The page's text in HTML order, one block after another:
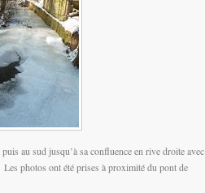
au sud jusqu’à sa confluence en rive droite avec
photos ont été prises à proximité du pont de